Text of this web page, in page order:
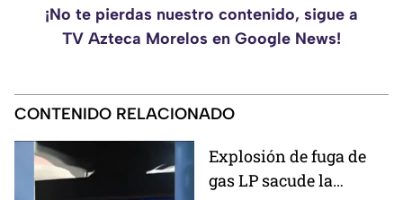
¡No te pierdas nuestro contenido, sigue a
TV Azteca Morelos en Google News!
CONTENIDO RELACIONADO
Explosión de fuga de
gas LP sacude la